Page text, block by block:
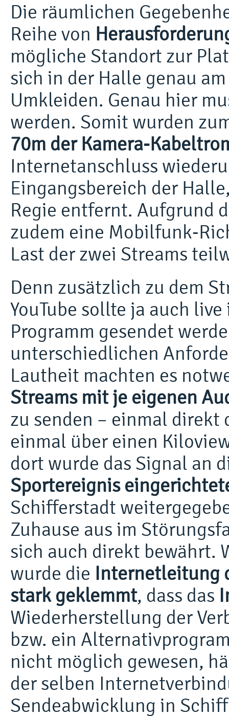
Die räumlichen
Reihe von
mögliche Standort zur
sich in der Halle genau
Umkleiden. Genau hier
werden. Somit wurden
70m der Kamera-
Internetanschluss
Eingangsbereich der
Regie entfernt. Aufgrund
zudem eine Mobilfunk-
Last der zwei Streams
Denn zusätzlich zu dem
YouTube sollte ja auch live
Programm gesendet
unterschiedlichen
Lautheit machten es
Streams mit je eigenen
zu senden – einmal direkt
einmal über einen
dort wurde das Signal an
Sportereignis
Schifferstadt
Zuhause aus im
sich auch direkt bewährt.
wurde die Internetleitung
stark geklemmt, dass das
Wiederherstellung der
bzw. ein
nicht möglich gewesen,
der selben
Sendeabwicklung in